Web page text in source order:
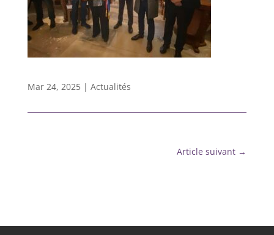
Mar 24, 2025| Actualités
Article suivant →